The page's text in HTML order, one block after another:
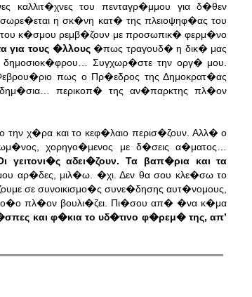
καλλιτ�χνες του πενταγρ�μμου για δ�θεν
η σκ�νη κατ� της πλειοψηφ�ας του
κ�σμου ρεμβ�ζουν με προσωπικ� φερμ�νο
για τους �λλους�πως τραγουδ� η δικ� μας
Συγχωρ�στε την οργ� μου.
πως ο Πρ�εδρος της Δημοκρατ�ας
περικοπ� της αν�παρκτης πλ�ον
χ�ρα και το κεφ�λαιο περισ�ζουν. Αλλ� ο
χορηγο�μενος με δ�σεις α�ματος…
γειτονι�ς αδει�ζουν. Τα βαπ�ρια και τα
αρ�δες, μιλ�ω. �χι. Δεν θα σου κλε�σω το
σε συνοικισμο�ς συνε�δησης αυτ�νομους,
πλ�ον βουλι�ζει. Πι�σου απ� �να κ�μα
και φ�κια το υδ�τινο φ�ρεμ� της, απ’